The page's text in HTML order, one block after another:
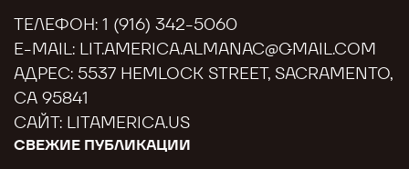
ТЕЛЕФОН: 1 (916) 342-5060
E-MAIL: LIT.AMERICA.ALMANAC@GMAIL.COM
АДРЕС: 5537 HEMLOCK STREET, SACRAMENTO,
CA 95841
САЙТ: LITAMERICA.US
СВЕЖИЕ ПУБЛИКАЦИИ